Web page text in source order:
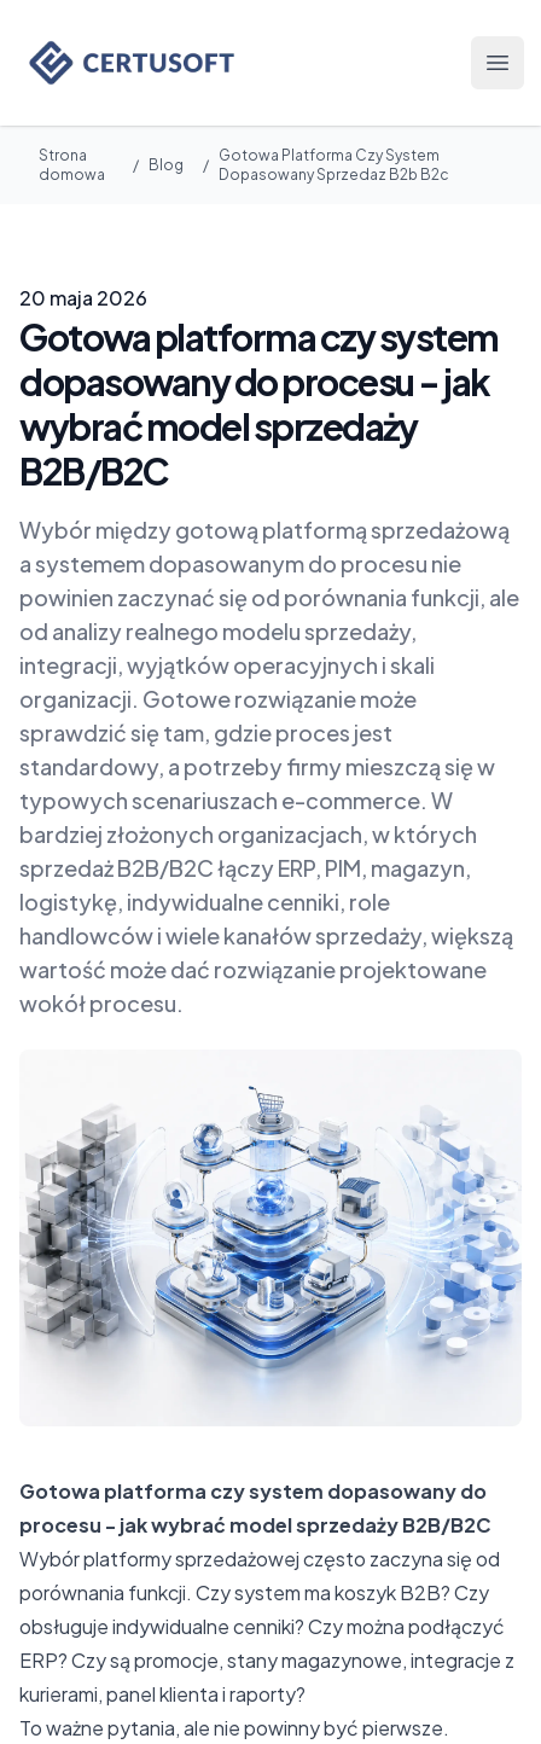
Certusoft
Strona
domowa
/ Blog /
Gotowa Platforma Czy System
Dopasowany Sprzedaz B2b B2c
20 maja 2026
Gotowa platforma czy system
dopasowany do procesu - jak
wybrać model sprzedaży
B2B/B2C
Wybór między gotową platformą sprzedażową
a systemem dopasowanym do procesu nie
powinien zaczynać się od porównania funkcji, ale
od analizy realnego modelu sprzedaży,
integracji, wyjątków operacyjnych i skali
organizacji. Gotowe rozwiązanie może
sprawdzić się tam, gdzie proces jest
standardowy, a potrzeby firmy mieszczą się w
typowych scenariuszach e-commerce. W
bardziej złożonych organizacjach, w których
sprzedaż B2B/B2C łączy ERP, PIM, magazyn,
logistykę, indywidualne cenniki, role
handlowców i wiele kanałów sprzedaży, większą
wartość może dać rozwiązanie projektowane
wokół procesu.
Gotowa platforma czy system dopasowany do
procesu - jak wybrać model sprzedaży B2B/B2C
Wybór platformy sprzedażowej często zaczyna się od
porównania funkcji. Czy system ma koszyk B2B? Czy
obsługuje indywidualne cenniki? Czy można podłączyć
ERP? Czy są promocje, stany magazynowe, integracje z
kurierami, panel klienta i raporty?
To ważne pytania, ale nie powinny być pierwsze.